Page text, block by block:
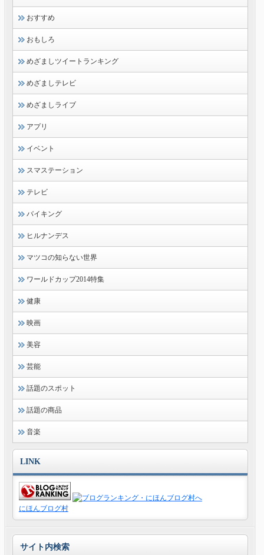
おすすめ
おもしろ
めざましツイートランキング
めざましテレビ
めざましライブ
アプリ
イベント
スマステーション
テレビ
バイキング
ヒルナンデス
マツコの知らない世界
ワールドカップ2014特集
健康
映画
美容
芸能
話題のスポット
話題の商品
音楽
LINK
にほんブログ村
サイト内検索